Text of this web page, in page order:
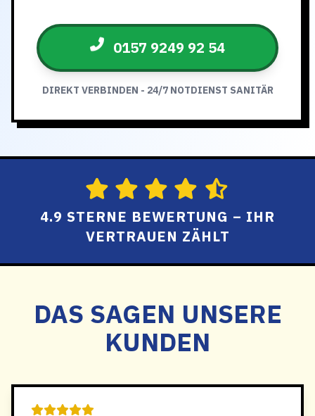
0157 9249 92 54
DIREKT VERBINDEN - 24/7 NOTDIENST SANITÄR
4.9 STERNE BEWERTUNG – IHR
VERTRAUEN ZÄHLT
DAS SAGEN UNSERE
KUNDEN